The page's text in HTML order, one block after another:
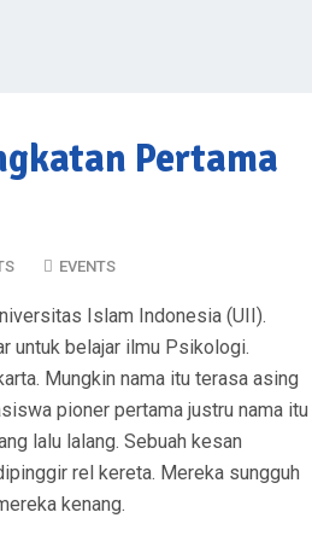
Pertama
EVENTS
Islam Indonesia (UII).
untuk belajar ilmu Psikologi.
Mungkin nama itu terasa asing
pioner pertama justru nama itu
lalu lalang. Sebuah kesan
rel kereta. Mereka sungguh
kenang.